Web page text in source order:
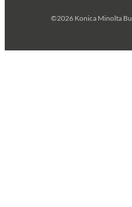
©2026 Konica Minolta